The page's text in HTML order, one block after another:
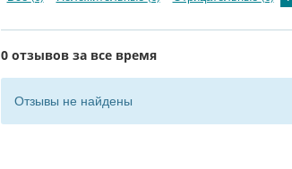
0 отзывов за все время
Отзывы не найдены